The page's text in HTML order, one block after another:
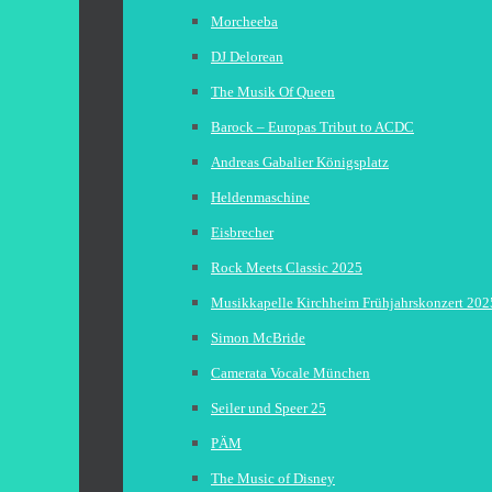
Morcheeba
DJ Delorean
The Musik Of Queen
Barock – Europas Tribut to ACDC
Andreas Gabalier Königsplatz
Heldenmaschine
Eisbrecher
Rock Meets Classic 2025
Musikkapelle Kirchheim Frühjahrskonzert
Simon McBride
Camerata Vocale München
Seiler und Speer 25
PÄM
The Music of Disney